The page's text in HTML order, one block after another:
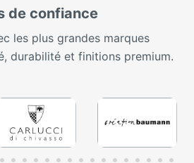
de confiance
les plus grandes marques
durabilité et finitions premium.